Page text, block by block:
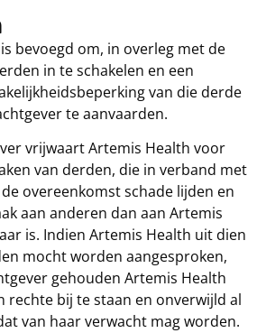
bevoegd om, in overleg met de
in te schakelen en een
van die derde
te aanvaarden.
vrijwaart Artemis Health voor
van derden, die in verband met
overeenkomst schade lijden en
aan anderen dan aan Artemis
is. Indien Artemis Health uit dien
mocht worden aangesproken,
gehouden Artemis Health
rechte bij te staan en onverwijld al
van haar verwacht mag worden.